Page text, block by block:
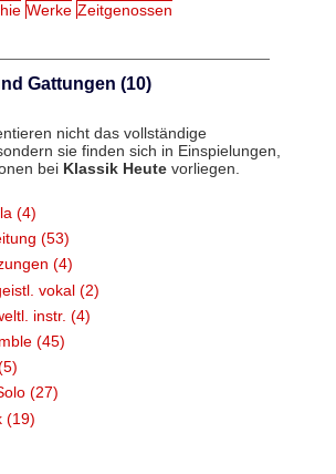
Werke Zeitgenossen
Gattungen (10)
nicht das vollständige
sie finden sich in Einspielungen,
bei Klassik Heutevorliegen.
(4)
(53)
(4)
vokal (2)
instr. (4)
(45)
(27)
(19)